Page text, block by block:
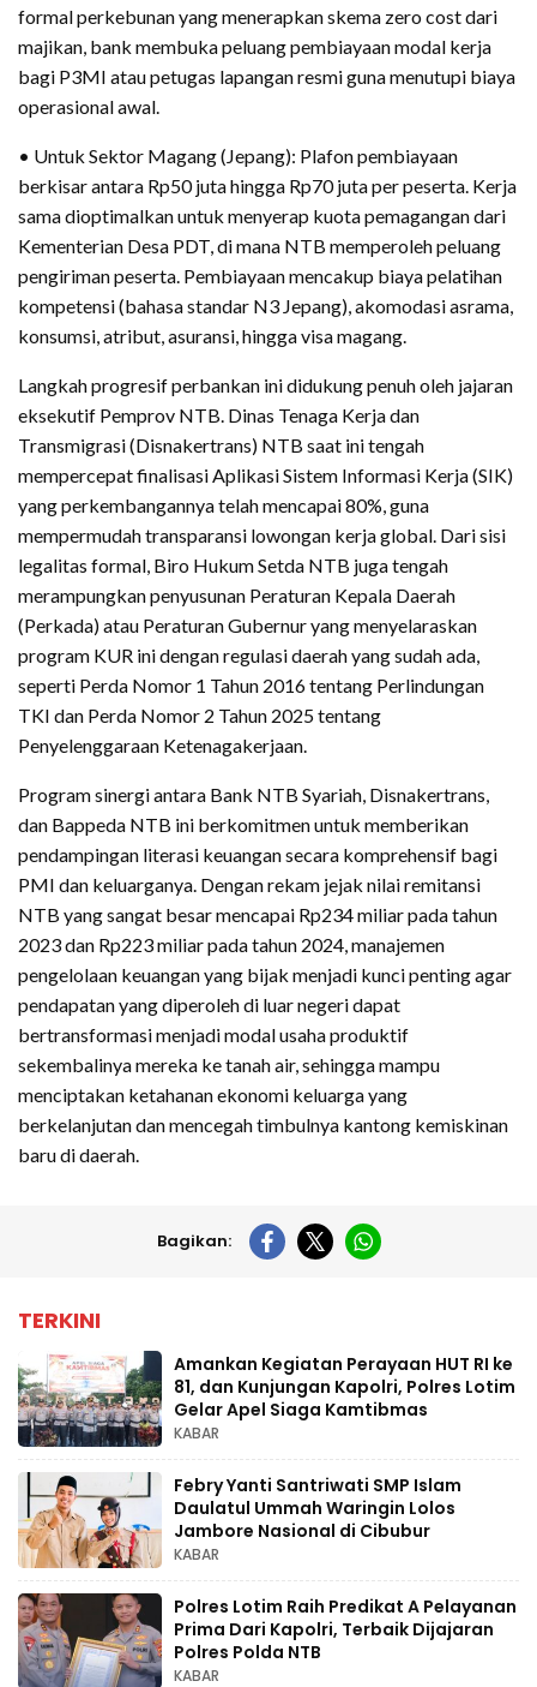
formal perkebunan yang menerapkan skema zero cost dari
majikan, bank membuka peluang pembiayaan modal kerja
bagi P3MI atau petugas lapangan resmi guna menutupi biaya
operasional awal.
• Untuk Sektor Magang (Jepang): Plafon pembiayaan
berkisar antara Rp50 juta hingga Rp70 juta per peserta. Kerja
sama dioptimalkan untuk menyerap kuota pemagangan dari
Kementerian Desa PDT, di mana NTB memperoleh peluang
pengiriman peserta. Pembiayaan mencakup biaya pelatihan
kompetensi (bahasa standar N3 Jepang), akomodasi asrama,
konsumsi, atribut, asuransi, hingga visa magang.
Langkah progresif perbankan ini didukung penuh oleh jajaran
eksekutif Pemprov NTB. Dinas Tenaga Kerja dan
Transmigrasi (Disnakertrans) NTB saat ini tengah
mempercepat finalisasi Aplikasi Sistem Informasi Kerja (SIK)
yang perkembangannya telah mencapai 80%, guna
mempermudah transparansi lowongan kerja global. Dari sisi
legalitas formal, Biro Hukum Setda NTB juga tengah
merampungkan penyusunan Peraturan Kepala Daerah
(Perkada) atau Peraturan Gubernur yang menyelaraskan
program KUR ini dengan regulasi daerah yang sudah ada,
seperti Perda Nomor 1 Tahun 2016 tentang Perlindungan
TKI dan Perda Nomor 2 Tahun 2025 tentang
Penyelenggaraan Ketenagakerjaan.
Program sinergi antara Bank NTB Syariah, Disnakertrans,
dan Bappeda NTB ini berkomitmen untuk memberikan
pendampingan literasi keuangan secara komprehensif bagi
PMI dan keluarganya. Dengan rekam jejak nilai remitansi
NTB yang sangat besar mencapai Rp234 miliar pada tahun
2023 dan Rp223 miliar pada tahun 2024, manajemen
pengelolaan keuangan yang bijak menjadi kunci penting agar
pendapatan yang diperoleh di luar negeri dapat
bertransformasi menjadi modal usaha produktif
sekembalinya mereka ke tanah air, sehingga mampu
menciptakan ketahanan ekonomi keluarga yang
berkelanjutan dan mencegah timbulnya kantong kemiskinan
baru di daerah.
Bagikan:
TERKINI
Amankan Kegiatan Perayaan HUT RI ke
81, dan Kunjungan Kapolri, Polres Lotim
Gelar Apel Siaga Kamtibmas
KABAR
Febry Yanti Santriwati SMP Islam
Daulatul Ummah Waringin Lolos
Jambore Nasional di Cibubur
KABAR
Polres Lotim Raih Predikat A Pelayanan
Prima Dari Kapolri, Terbaik Dijajaran
Polres Polda NTB
KABAR